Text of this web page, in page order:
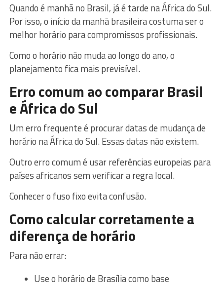
Quando é manhã no Brasil, já é tarde na África do Sul.
Por isso, o início da manhã brasileira costuma ser o
melhor horário para compromissos profissionais.
Como o horário não muda ao longo do ano, o
planejamento fica mais previsível.
Erro comum ao comparar Brasil
e África do Sul
Um erro frequente é procurar datas de mudança de
horário na África do Sul. Essas datas não existem.
Outro erro comum é usar referências europeias para
países africanos sem verificar a regra local.
Conhecer o fuso fixo evita confusão.
Como calcular corretamente a
diferença de horário
Para não errar:
Use o horário de Brasília como base